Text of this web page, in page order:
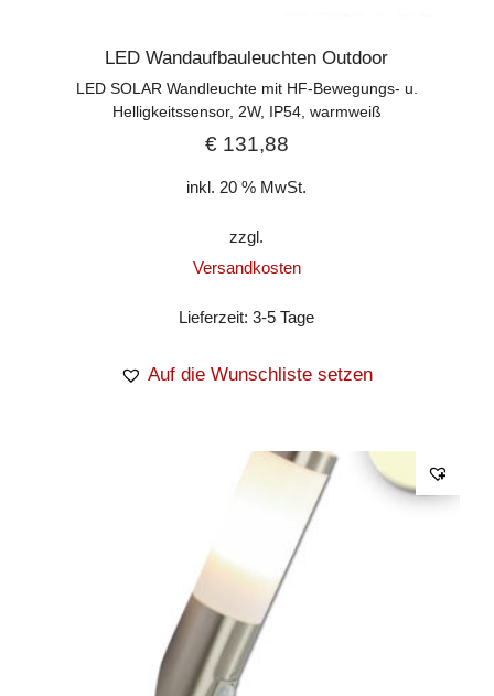
LED Wandaufbauleuchten Outdoor
LED SOLAR Wandleuchte mit HF-Bewegungs- u.
Helligkeitssensor, 2W, IP54, warmweiß
€131,88
inkl. 20 % MwSt.
zzgl.
Versandkosten
Lieferzeit:3-5 Tage
Auf die Wunschliste setzen